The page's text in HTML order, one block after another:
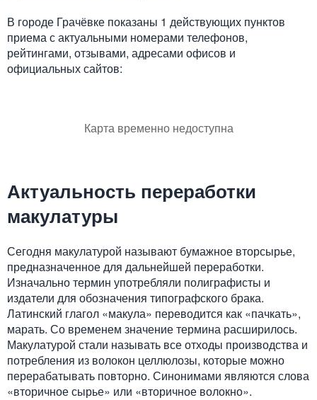
В городе Грачёвке показаны 1 действующих пунктов
приема с актуальными номерами телефонов,
рейтингами, отзывами, адресами офисов и
официальных сайтов:
Карта временно недоступна
Актуальность переработки
макулатуры
Сегодня макулатурой называют бумажное вторсырье,
предназначенное для дальнейшей переработки.
Изначально термин употребляли полиграфисты и
издатели для обозначения типографского брака.
Латинский глагол «макула» переводится как «пачкать»,
марать. Со временем значение термина расширилось.
Макулатурой стали называть все отходы производства и
потребления из волокон целлюлозы, которые можно
перерабатывать повторно. Синонимами являются слова
«вторичное сырье» или «вторичное волокно».